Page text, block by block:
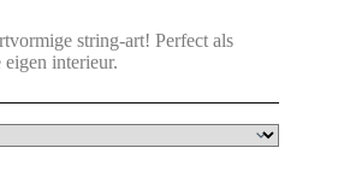
string-art! Perfect als
interieur.